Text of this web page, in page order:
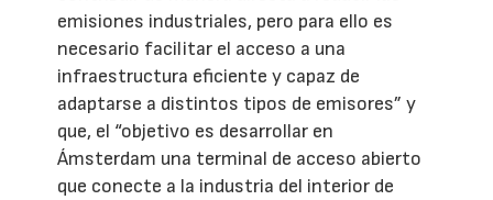
emisiones industriales, pero para ello es
necesario facilitar el acceso a una
infraestructura eficiente y capaz de
adaptarse a distintos tipos de emisores” y
que, el “objetivo es desarrollar en
Ámsterdam una terminal de acceso abierto
que conecte a la industria del interior de